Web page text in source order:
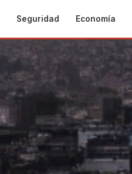
Seguridad Economía